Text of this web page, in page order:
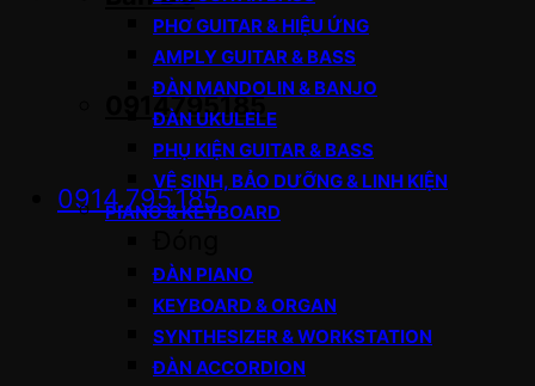
0914795185
0914.795.185
PHƠ GUITAR & HIỆU ỨNG
AMPLY GUITAR & BASS
ĐÀN MANDOLIN & BANJO
ĐÀN UKULELE
PHỤ KIỆN GUITAR & BASS
VỆ SINH, BẢO DƯỠNG & LINH KIỆN
PIANO & KEYBOARD
ĐÀN PIANO
KEYBOARD & ORGAN
SYNTHESIZER & WORKSTATION
ĐÀN ACCORDION